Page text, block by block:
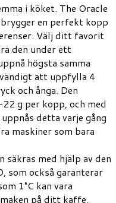
i köket. The Oracle
en perfekt kopp
Välj ditt favorit
den under ett
högsta samma
att uppfylla 4
och ånga. Den
g per kopp, och med
detta varje gång
maskiner som bara
säkras med hjälp av den
som också garanterar
1°C kan vara
på ditt kaffe.